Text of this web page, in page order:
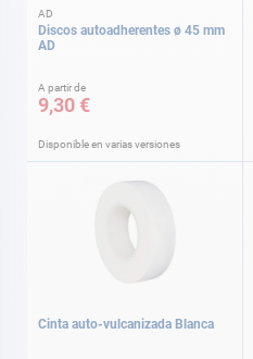
AD
Discos autoadherentes ø 45 mm
AD
A partir de
9,30 €
Disponible en varias versiones
Cinta auto-vulcanizada Blanca